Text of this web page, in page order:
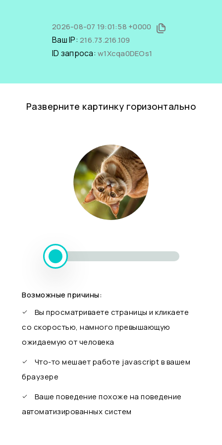
2026-08-07 19:01:58 +0000
Ваш IP: 216.73.216.109
ID запроса: w1Xcqa0DEOs1
Разверните картинку горизонтально
Возможные причины:
Вы просматриваете страницы и кликаете
со скоростью, намного превышающую
ожидаемую от человека
Что-то мешает работе javascript в вашем
браузере
Ваше поведение похоже на поведение
автоматизированных систем